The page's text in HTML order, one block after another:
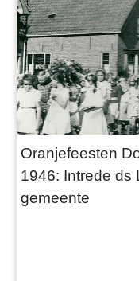
Oranjefeesten
1946: Intrede ds
gemeente